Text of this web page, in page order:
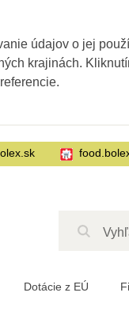
Dotácie z EÚ
údajov o jej
krajinách.